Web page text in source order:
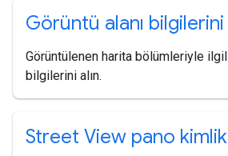
Görüntü alanı
Görüntülenen harita bölümleriyle
bilgilerini alın.
Street View pano